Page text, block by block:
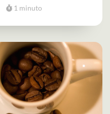
1 minuto